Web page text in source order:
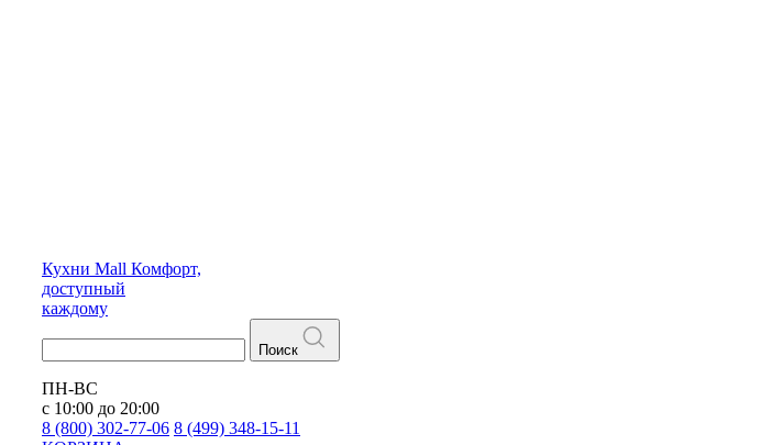
Кухни Mall Комфорт,
доступный
каждому
Поиск
ПН-ВС
с 10:00 до 20:00
8 (800) 302-77-06 8 (499) 348-15-11